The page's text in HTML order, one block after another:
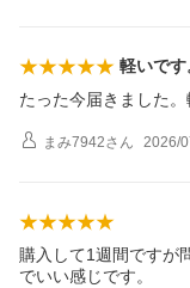
軽いです
たった今届きました。
まみ7942さん 2026/
購入して1週間ですが
でいい感じです。